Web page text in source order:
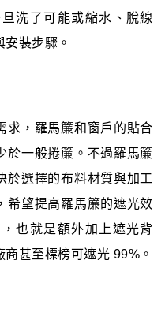
洗了可能或縮水、脫線
裝步驟。
求，羅馬簾和窗戶的貼合
於一般捲簾。不過羅馬簾
於選擇的布料材質與加工
希望提高羅馬簾的遮光效
也就是額外加上遮光背
甚至標榜可遮光 99%。